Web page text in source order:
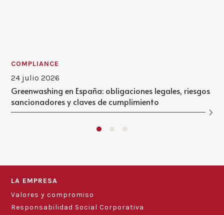
COMPLIANCE
24 julio 2026
Greenwashing en España: obligaciones legales, riesgos
sancionadores y claves de cumplimiento
LA EMPRESA
Valores y compromiso
Responsabilidad Social Corporativa